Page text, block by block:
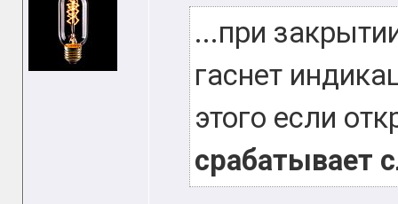
...при
гаснет
этого если
срабатывает